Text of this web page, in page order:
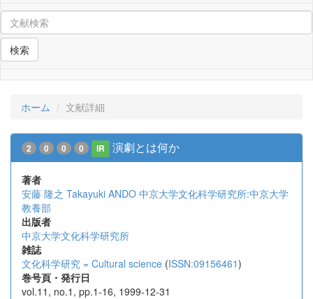
検索
ホーム 文献詳細
2 0 0 0 IR 演劇とは何か
著者
安藤 隆之 Takayuki ANDO 中京大学文化科学研究所:中京大学
教養部
出版者
中京大学文化科学研究所
雑誌
文化科学研究 = Cultural science (ISSN:09156461)
巻号頁・発行日
vol.11, no.1, pp.1-16, 1999-12-31